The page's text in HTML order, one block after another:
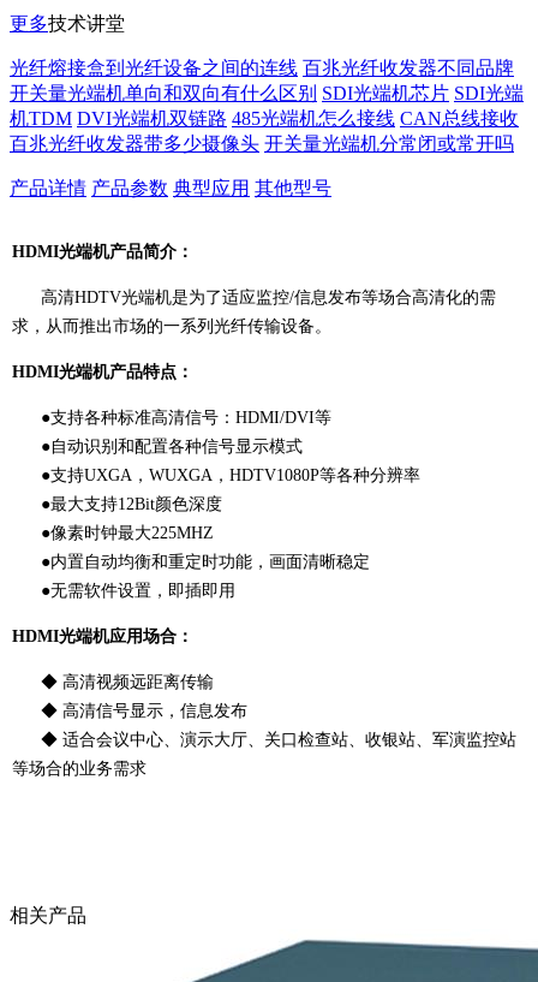
更多技术讲堂
光纤熔接盒到光纤设备之间的连线 百兆光纤收发器不同品牌
开关量光端机单向和双向有什么区别 SDI光端机芯片 SDI光端
机TDM DVI光端机双链路 485光端机怎么接线 CAN总线接收
百兆光纤收发器带多少摄像头 开关量光端机分常闭或常开吗
产品详情 产品参数 典型应用 其他型号
HDMI光端机产品简介：
高清HDTV光端机是为了适应监控/信息发布等场合高清化的需
求，从而推出市场的一系列光纤传输设备。
HDMI光端机产品特点：
●支持各种标准高清信号：HDMI/DVI等
●自动识别和配置各种信号显示模式
●支持UXGA，WUXGA，HDTV1080P等各种分辨率
●最大支持12Bit颜色深度
●像素时钟最大225MHZ
●内置自动均衡和重定时功能，画面清晰稳定
●无需软件设置，即插即用
HDMI光端机应用场合：
◆ 高清视频远距离传输
◆ 高清信号显示，信息发布
◆ 适合会议中心、演示大厅、关口检查站、收银站、军演监控站
等场合的业务需求
相关产品